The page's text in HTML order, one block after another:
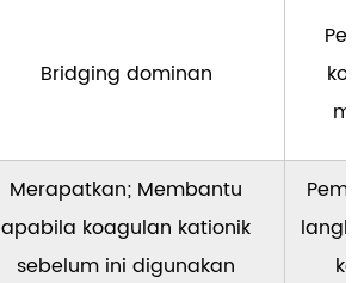
Bridging dominan
Merapatkan; Membantu
apabila koagulan kationik
sebelum ini digunakan